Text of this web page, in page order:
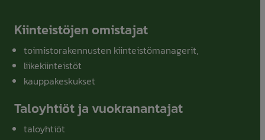
Kiinteistöjen omistajat
toimistorakennusten kiinteistömanagerit,
liikekiinteistöt
kauppakeskukset
Taloyhtiöt ja vuokranantajat
taloyhtiöt